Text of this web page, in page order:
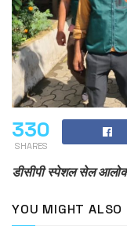
330
SHARES
डीसीपी स्पेशल सेल
YOU MIGHT ALSO